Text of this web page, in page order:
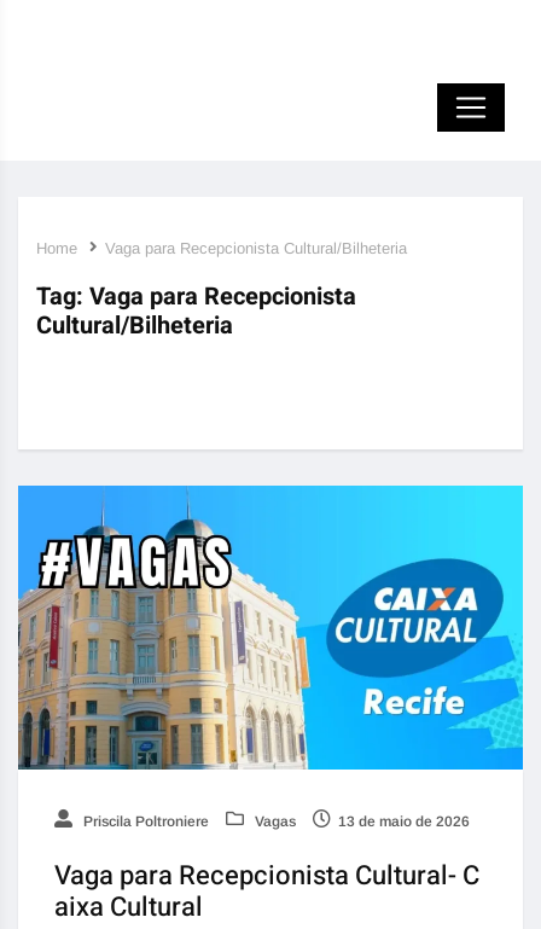
Home Vaga para Recepcionista Cultural/Bilheteria
Tag: Vaga para Recepcionista
Cultural/Bilheteria
Priscila Poltroniere Vagas 13 de maio de 2026
Vaga para Recepcionista Cultural- C
aixa Cultural